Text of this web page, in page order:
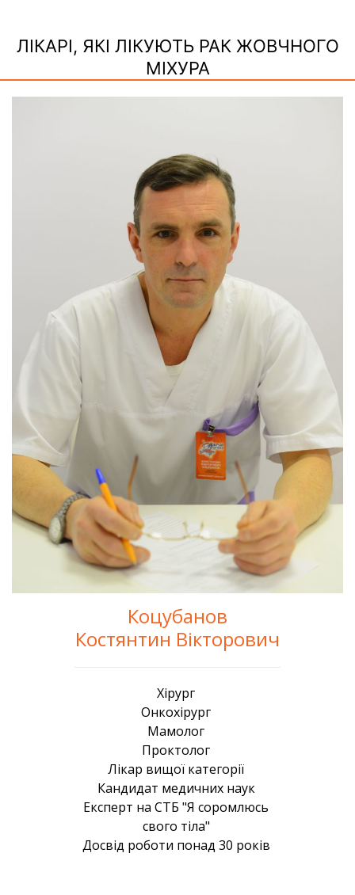
ЛІКАРІ, ЯКІ ЛІКУЮТЬ РАК ЖОВЧНОГО
МІХУРА
Коцубанов
Костянтин Вікторович